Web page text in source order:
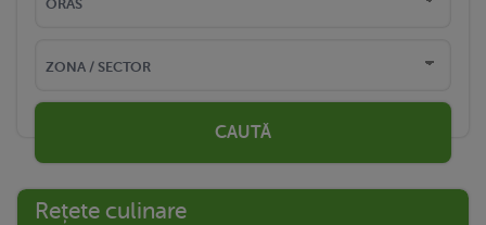
CAUTĂ
Rețete culinare